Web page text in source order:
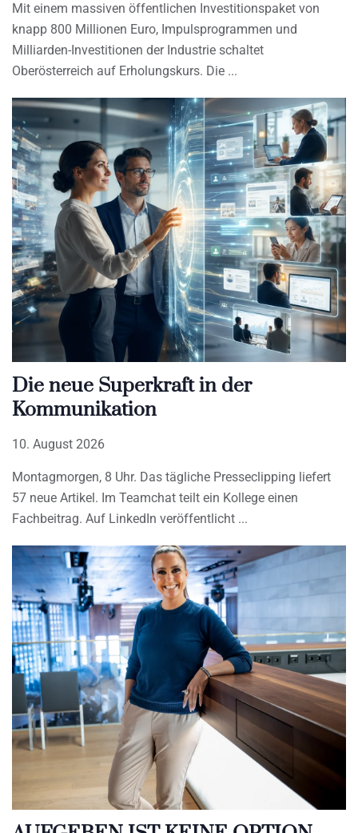
Mit einem massiven öffentlichen Investitionspaket von
knapp 800 Millionen Euro, Impulsprogrammen und
Milliarden-Investitionen der Industrie schaltet
Oberösterreich auf Erholungskurs. Die
Die neue Superkraft in der
Kommunikation
10. August 2026
Montagmorgen, 8 Uhr. Das tägliche Presseclipping liefert
57 neue Artikel. Im Teamchat teilt ein Kollege einen
Fachbeitrag. Auf LinkedIn veröffentlicht